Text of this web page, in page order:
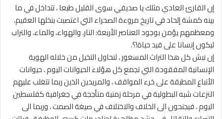
إن القارئ العادي مثلك يا صديقي سوى القليل طبعا ، تتداخل في ما
بينه كمشة إلحاد في تاريخ مروءة الصحراء التي اغتصبت بنخلها العقيم،
ومعظمهم يؤمن بوجود العناصر الأربعة: النار، والهواء، والماء، والتراب
ليكون إنسانا على قيد حياة!؟.
إن نبش كل هذا التراث المسعور ، لنحاول التخيل من خلاله الهوية
الإنسانية المفقودة التي تجمع كل هؤلاء الحيوانات اليوم ، حيوانات
الأتباع المطبقة على خرء المواقف ، والمريدين الذين ربما تتغلب عليهم
النزعات شبه البطولية في مرحلة زمنية متأججة في جغرافية كفلسطين
اليوم ، فيجنحون الى الخلاف والاختلاف في صيغة الصمت ، وربما الى